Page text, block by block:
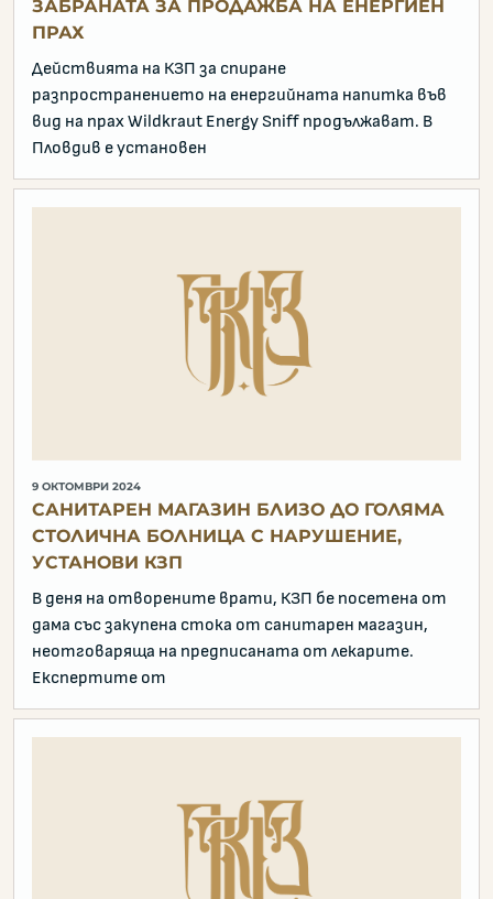
ЗАБРАНАТА ЗА ПРОДАЖБА НА ЕНЕРГИЕН
ПРАХ
Действията на КЗП за спиране
разпространението на енергийната напитка във
вид на прах Wildkraut Energy Sniff продължават. В
Пловдив е установен
9 ОКТОМВРИ 2024
САНИТАРЕН МАГАЗИН БЛИЗО ДО ГОЛЯМА
СТОЛИЧНА БОЛНИЦА С НАРУШЕНИЕ,
УСТАНОВИ КЗП
В деня на отворените врати, КЗП бе посетена от
дама със закупена стока от санитарен магазин,
неотговаряща на предписаната от лекарите.
Експертите от